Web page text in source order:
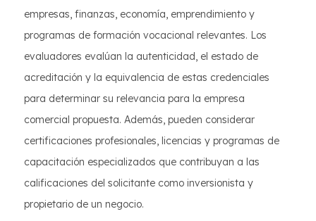
empresas, finanzas, economía, emprendimiento y
programas de formación vocacional relevantes. Los
evaluadores evalúan la autenticidad, el estado de
acreditación y la equivalencia de estas credenciales
para determinar su relevancia para la empresa
comercial propuesta. Además, pueden considerar
certificaciones profesionales, licencias y programas de
capacitación especializados que contribuyan a las
calificaciones del solicitante como inversionista y
propietario de un negocio.